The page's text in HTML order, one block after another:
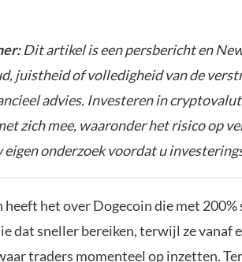
Dit artikel is een persbericht en
juistheid of volledigheid van de
advies. Investeren in
zich mee, waaronder het risico op
onderzoek voordat u
heeft het over Dogecoin die met
dat sneller bereiken, terwijl ze vanaf
traders momenteel op inzetten.